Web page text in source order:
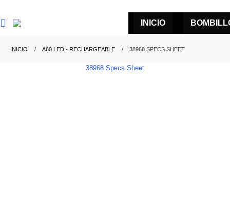
INICIO
INICIO A60 LED - RECHARGEABLE 38968 SPECS SHEET
38968 Specs Sheet